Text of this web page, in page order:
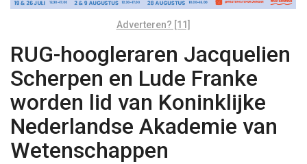
Adverteren? [11]
RUG-hoogleraren Jacquelien
Scherpen en Lude Franke
worden lid van Koninklijke
Nederlandse Akademie van
Wetenschappen